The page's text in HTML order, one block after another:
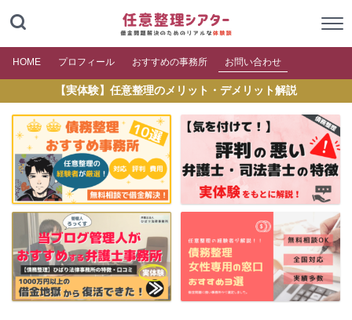
HOME プロフィール おすすめの事務所 お問い合わせ
【実体験】任意整理のメリット・デメリット解説